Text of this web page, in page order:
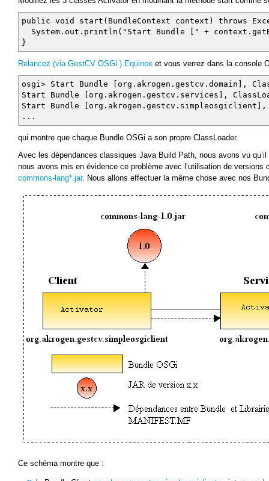
public void start(BundleContext context) throws
System.out.println("Start Bundle [" +
}
Relancez (via GestCV OSGi ) Equinox et vous verrez dans la console
osgi> Start Bundle [org.akrogen.gestcv.domain],
Start Bundle [org.akrogen.gestcv.services],
Start Bundle [org.akrogen.gestcv.simpleosgiclient],
...
qui montre que chaque Bundle OSGi a son propre ClassLoader.
Avec les dépendances classiques Java Build Path, nous avons vu
nous avons mis en évidence ce problème avec l’utilisation de versions
commons-lang*.jar. Nous allons effectuer la même chose avec nos
Ce schéma montre que :